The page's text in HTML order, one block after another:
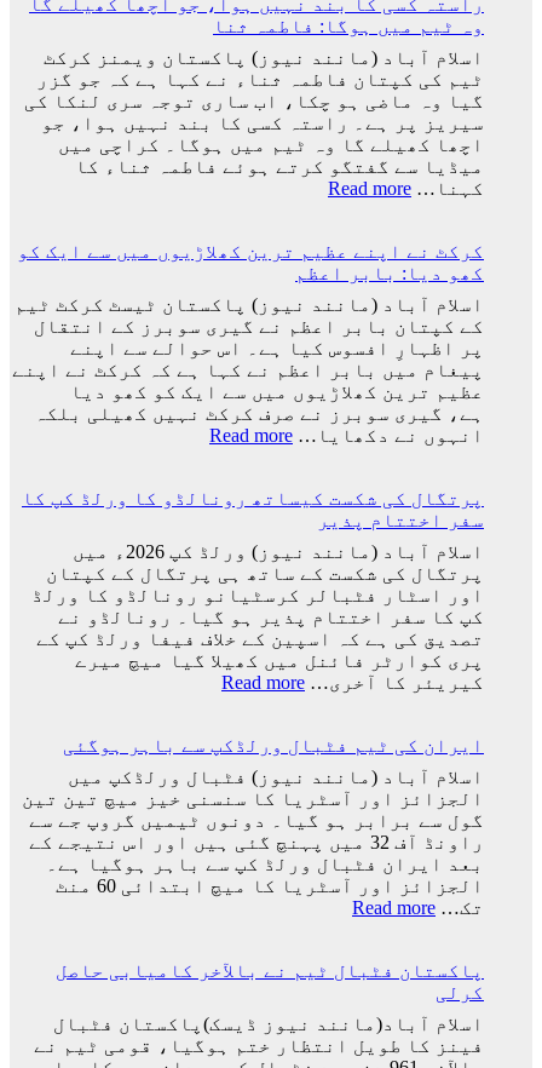
افراد
کے
دستخط
فائنل
میں
شکست
کے
بعد
لیونل
میسی
ٹیم
کے
واپس
کیوں
گئے؟
وجہ
سامنے
آ
گئی
وہ ٹیم میں ہوگا: فاطمہ ثنا
اسلام آباد (مانند نیوز) پاکستان ویمنز کرکٹ
ٹیم کی کپتان فاطمہ ثناء نے کہا ہے کہ جو گزر
گیا وہ ماضی ہو چکا، اب ساری توجہ سری لنکا کی
سیریز پر ہے۔ راستہ کسی کا بند نہیں ہوا، جو
اچھا کھیلے گا وہ ٹیم میں ہوگا۔ کراچی میں
میڈیا سے گفتگو کرتے ہوئے فاطمہ ثناء کا
کہنا… Read more
:
کا
بند
ہوا،
جو
اچھا
کھیلے
گا
وہ
ٹیم
ہوگا:
فاطمہ
ثنا
کرکٹ نے اپنے عظیم ترین کھلاڑیوں میں سے ایک کو
کھو دیا: بابر اعظم
اسلام آباد (مانند نیوز) پاکستان ٹیسٹ کرکٹ ٹیم
کے کپتان بابر اعظم نے گیری سوبرز کے انتقال
پر اظہارِ افسوس کیا ہے۔ اس حوالے سے اپنے
پیغام میں بابر اعظم نے کہا ہے کہ کرکٹ نے اپنے
عظیم ترین کھلاڑیوں میں سے ایک کو کھو دیا
ہے، گیری سوبرز نے صرف کرکٹ نہیں کھیلی بلکہ
انہوں نے دکھایا… Read more
:
اپنے
ترین
کھلاڑیوں
میں
سے
ایک
کو
کھو
پرتگال کی شکست کیساتھ رونالڈو کا ورلڈ کپ کا
سفر اختتام پذیر
اسلام آباد (مانند نیوز) ورلڈ کپ 2026ء میں
پرتگال کی شکست کے ساتھ ہی پرتگال کے کپتان
اور اسٹار فٹبالر کرسٹیانو رونالڈو کا ورلڈ
کپ کا سفر اختتام پذیر ہو گیا۔ رونالڈو نے
تصدیق کی ہے کہ اسپین کے خلاف فیفا ورلڈ کپ کے
پری کوارٹر فائنل میں کھیلا گیا میچ میرے
کیریئر کا آخری… Read more
:
شکست
کیساتھ
رونالڈو
کا
ورلڈ
کپ
کا
سفر
ایران کی ٹیم فٹبال ورلڈکپ سے باہر ہوگئی
اسلام آباد (مانند نیوز) فٹبال ورلڈکپ میں
الجزائز اور آسٹریا کا سنسنی خیز میچ تین تین
گول سے برابر ہو گیا۔ دونوں ٹیمیں گروپ جے سے
راونڈ آف 32 میں پہنچ گئی ہیں اور اس نتیجے کے
بعد ایران فٹبال ورلڈ کپ سے باہر ہوگیا ہے۔
الجزائز اور آسٹریا کا میچ ابتدائی 60 منٹ
تک… Read more
:
ٹیم
سے
باہر
پاکستان فٹبال ٹیم نے بالآخر کامیابی حاصل
کرلی
اسلام آباد(مانند نیوز ڈیسک)پاکستان فٹبال
فینز کا طویل انتظار ختم ہوگیا، قومی ٹیم نے